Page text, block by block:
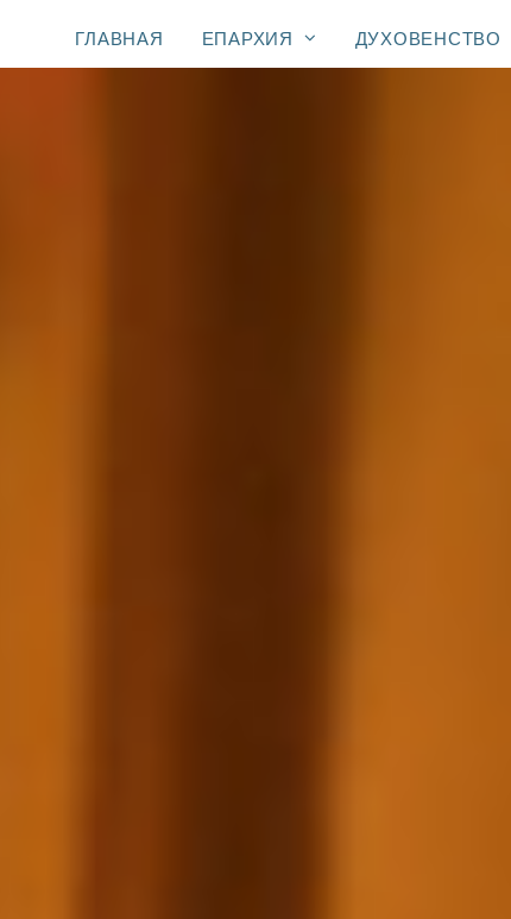
ГЛАВНАЯ ЕПАРХИЯ ДУХОВЕНСТВО